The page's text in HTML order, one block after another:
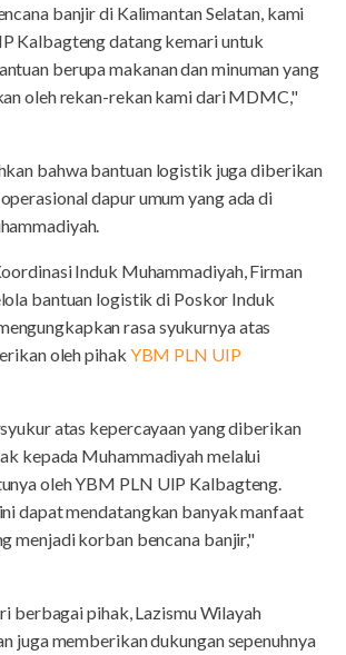
banjir di Kalimantan Selatan, kami
Kalbagteng datang kemari untuk
berupa makanan dan minuman yang
oleh rekan-rekan kami dari MDMC,"
bahwa bantuan logistik juga diberikan
dapur umum yang ada di
Induk Muhammadiyah, Firman
bantuan logistik di Poskor Induk
rasa syukurnya atas
oleh pihak YBM PLN UIP
atas kepercayaan yang diberikan
kepada Muhammadiyah melalui
oleh YBM PLN UIP Kalbagteng.
dapat mendatangkan banyak manfaat
menjadi korban bencana banjir,"
berbagai pihak, Lazismu Wilayah
juga memberikan dukungan sepenuhnya